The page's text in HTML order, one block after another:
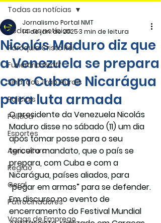
Todas as notícias
Paróquia Cristo Rei
Funerária Gräff
Sind. dos Trab. Rurais
Policiais
Politica
Esportes
Agricultura
Região
Geral
Patrocinadores
Vagas de Emprego
Todas as notícias
Nicolás Maduro diz que
a Venezuela se prepara
com Cuba e Nicarágua
para luta armada
Jornalismo Portal NMT
14 de jan. de 20253 min de leitura
O presidente da Venezuela Nicolás
Maduro disse no sábado (11) um dia
após tomar posse para o seu
terceiro mandato, que o país se
prepara, com Cuba e com a
Nicarágua, países aliados, para
“pegar em armas” para se defender.
Em discurso no evento de
encerramento do Festival Mundial